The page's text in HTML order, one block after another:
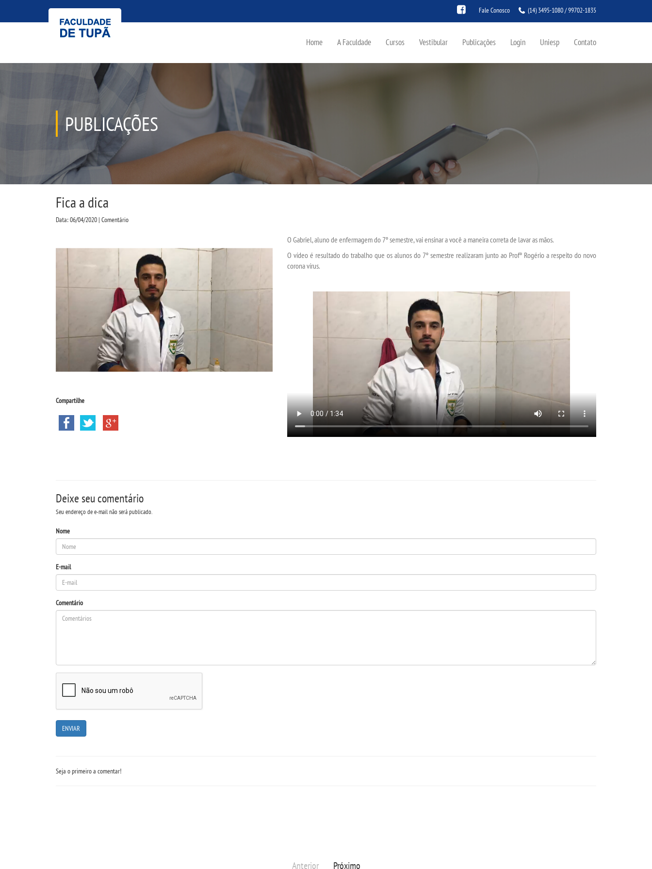
Fale Conosco (14) 3495-1080 / 99702-1835
Home A Faculdade Cursos Vestibular Publicações Login Uniesp Contato
PUBLICAÇÕES
Fica a dica
Data: 06/04/2020 | Comentário
Compartilhe
O Gabriel, aluno de enfermagem do 7º semestre, vai ensinar a você a maneira correta de lavar as mãos.
O vídeo é resultado do trabalho que os alunos do 7º semestre realizaram junto ao Profº Rogério a respeito do novo
corona vírus.
Deixe seu comentário
Seu endereço de e-mail não será publicado.
Nome
E-mail
Comentário
Seja o primeiro a comentar!
Anterior Próximo